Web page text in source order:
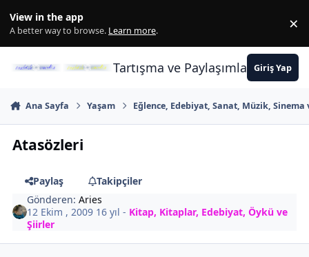
View in the app
A better way to browse. Learn more. ×
Tartışma ve PaylaşımlarınGiriş Yap
Ana Sayfa Yaşam Eğlence, Edebiyat, Sanat, Müzik, Sinema
Atasözleri
Paylaş
Takipçiler
Gönderen:Aries
12 Ekim , 2009 16 yıl - Kitap, Kitaplar, Edebiyat, Öykü ve
Şiirler